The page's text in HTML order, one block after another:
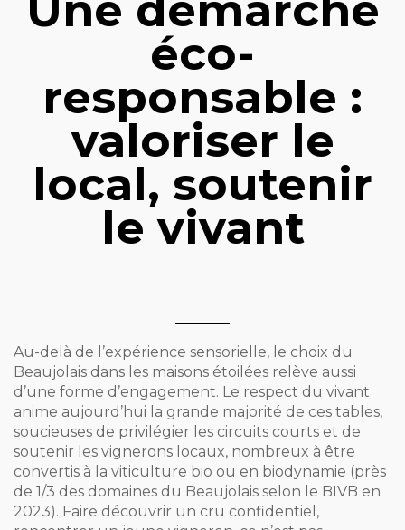
éco-
responsable :
valoriser le
local, soutenir
le vivant
Au-delà de l’expérience sensorielle, le choix du
Beaujolais dans les maisons étoilées relève aussi
d’une forme d’engagement. Le respect du vivant
anime aujourd’hui la grande majorité de ces tables,
soucieuses de privilégier les circuits courts et de
soutenir les vignerons locaux, nombreux à être
convertis à la viticulture bio ou en biodynamie (près
de 1/3 des domaines du Beaujolais selon le BIVB en
2023). Faire découvrir un cru confidentiel,